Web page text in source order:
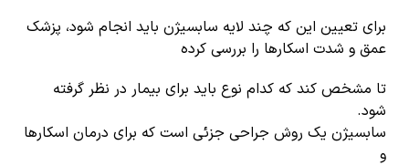
برای تعیین این که چند لایه سابسیژن باید انجام شود، پزشک
عمق و شدت اسکارها را بررسی کرده
تا مشخص کند که کدام نوع باید برای بیمار در نظر گرفته
شود.
سابسیژن یک روش جراحی جزئی است که برای درمان اسکارها
و